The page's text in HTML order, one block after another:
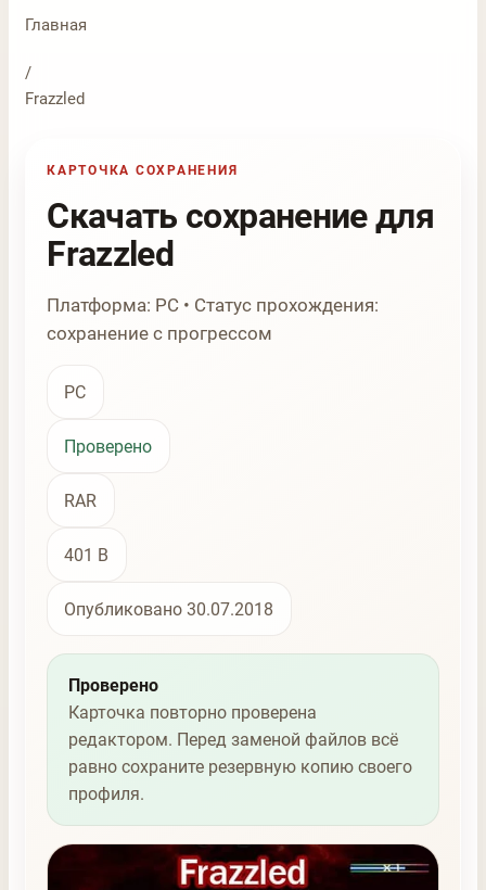
Главная
/
Frazzled
КАРТОЧКА СОХРАНЕНИЯ
Скачать сохранение для
Frazzled
Платформа: PC • Статус прохождения:
сохранение с прогрессом
PC
Проверено
RAR
401 B
Опубликовано 30.07.2018
Проверено
Карточка повторно проверена
редактором. Перед заменой файлов всё
равно сохраните резервную копию своего
профиля.